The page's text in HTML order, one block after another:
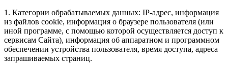
1. Категории обрабатываемых данных: IP-адрес, информация
из файлов cookie, информация о браузере пользователя (или
иной программе, с помощью которой осуществляется доступ к
сервисам Сайта), информация об аппаратном и программном
обеспечении устройства пользователя, время доступа, адреса
запрашиваемых страниц.